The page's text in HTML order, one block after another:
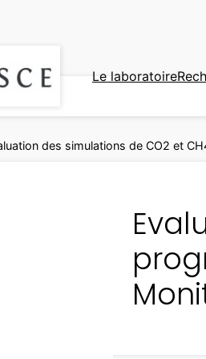
Le laboratoire
des simulations de CO2 et